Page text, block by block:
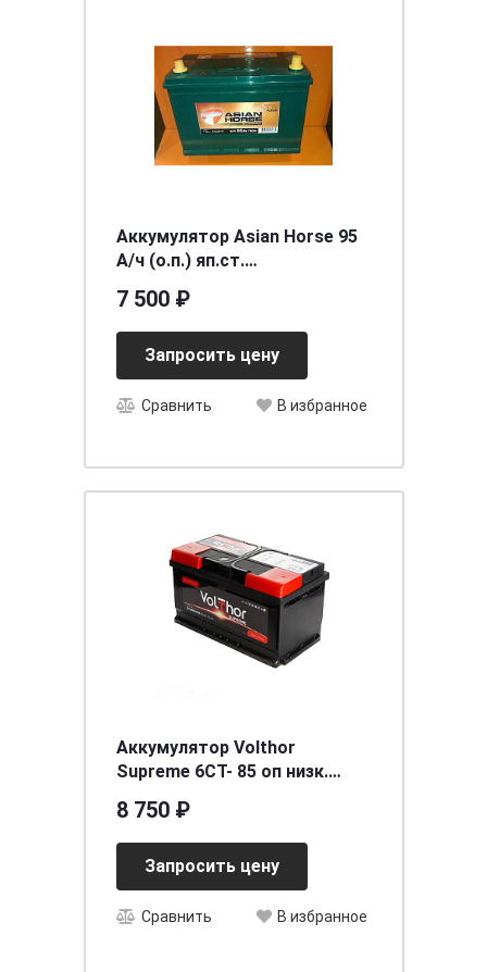
Аккумулятор Asian Horse 95
А/ч (о.п.) яп.ст.
7 500 ₽
Запросить цену
Сравнить В избранное
Аккумулятор Volthor
Supreme 6СТ- 85 оп низк.
[д315ш175в175/830]
8 750 ₽
Запросить цену
Сравнить В избранное